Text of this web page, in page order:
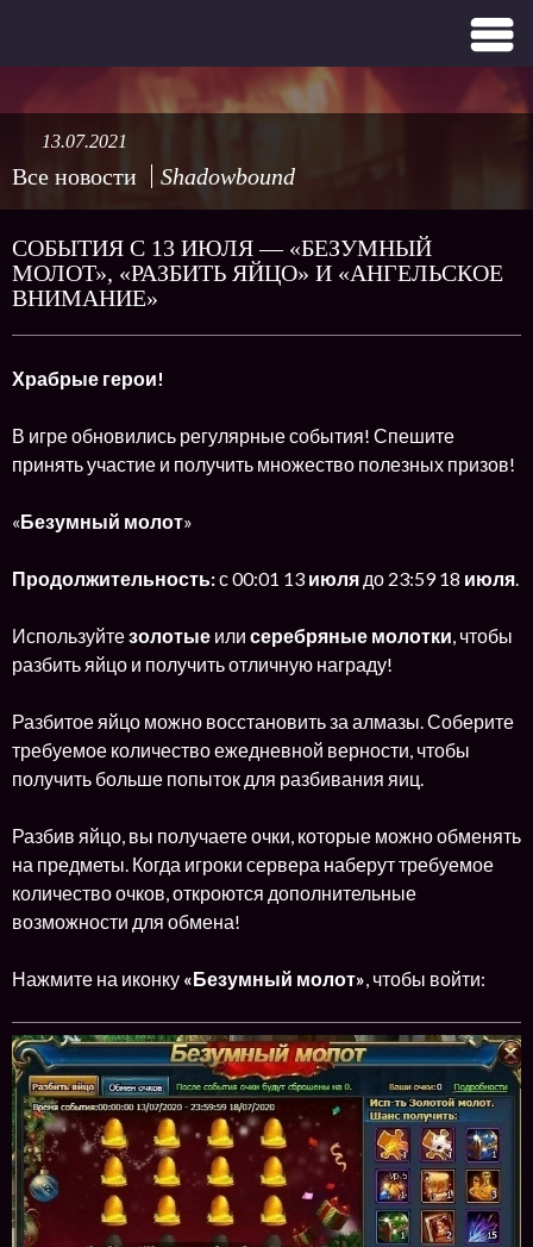
Все новости Shadowbound
13.07.2021
СОБЫТИЯ С 13 ИЮЛЯ — «БЕЗУМНЫЙ
МОЛОТ», «РАЗБИТЬ ЯЙЦО» И «АНГЕЛЬСКОЕ
ВНИМАНИЕ»
Храбрые герои!
В игре обновились регулярные события! Спешите
принять участие и получить множество полезных призов!
«Безумный молот»
Продолжительность:с 00:01 13 июля до 23:59 18 июля.
Используйтезолотые или серебряные молотки, чтобы
разбить яйцо и получить отличную награду!
Разбитое яйцо можно восстановить за алмазы. Соберите
требуемое количество ежедневной верности, чтобы
получить больше попыток для разбивания яиц.
Разбив яйцо, вы получаете очки, которые можно обменять
на предметы. Когда игроки сервера наберут требуемое
количество очков, откроются дополнительные
возможности для обмена!
Нажмите на иконку «Безумный молот», чтобы войти: